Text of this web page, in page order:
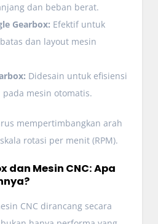
dan beban berat.
Gearbox: Efektif untuk
dan layout mesin
Didesain untuk efisiensi
pada mesin otomatis.
mempertimbangkan arah
rotasi per menit (RPM).
dan Mesin CNC: Apa
CNC dirancang secara